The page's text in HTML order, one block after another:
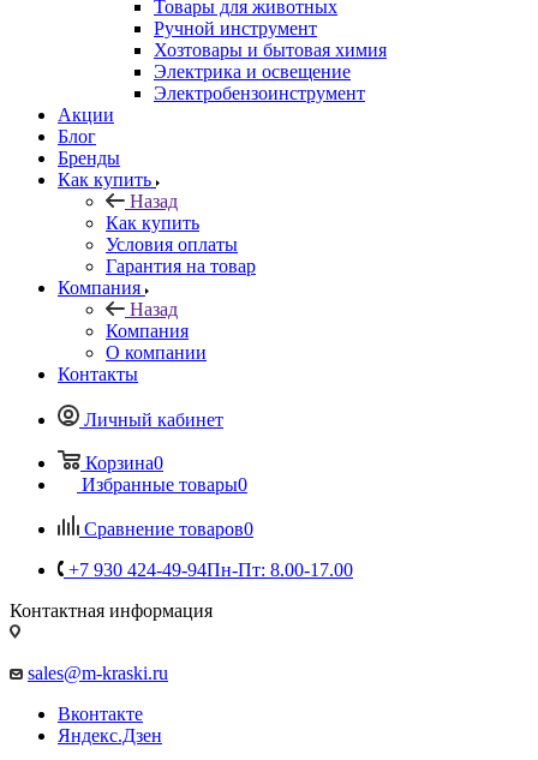
Товары для животных
Ручной инструмент
Хозтовары и бытовая химия
Электрика и освещение
Электробензоинструмент
Акции
Блог
Бренды
Как купить
Назад
Как купить
Условия оплаты
Гарантия на товар
Компания
Назад
Компания
О компании
Контакты
Личный кабинет
Корзина0
Избранные товары0
Сравнение товаров0
+7 930 424-49-94Пн-Пт: 8.00-17.00
Контактная информация
sales@m-kraski.ru
Вконтакте
Яндекс.Дзен